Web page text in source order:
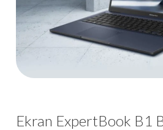
Ekran ExpertBook B1